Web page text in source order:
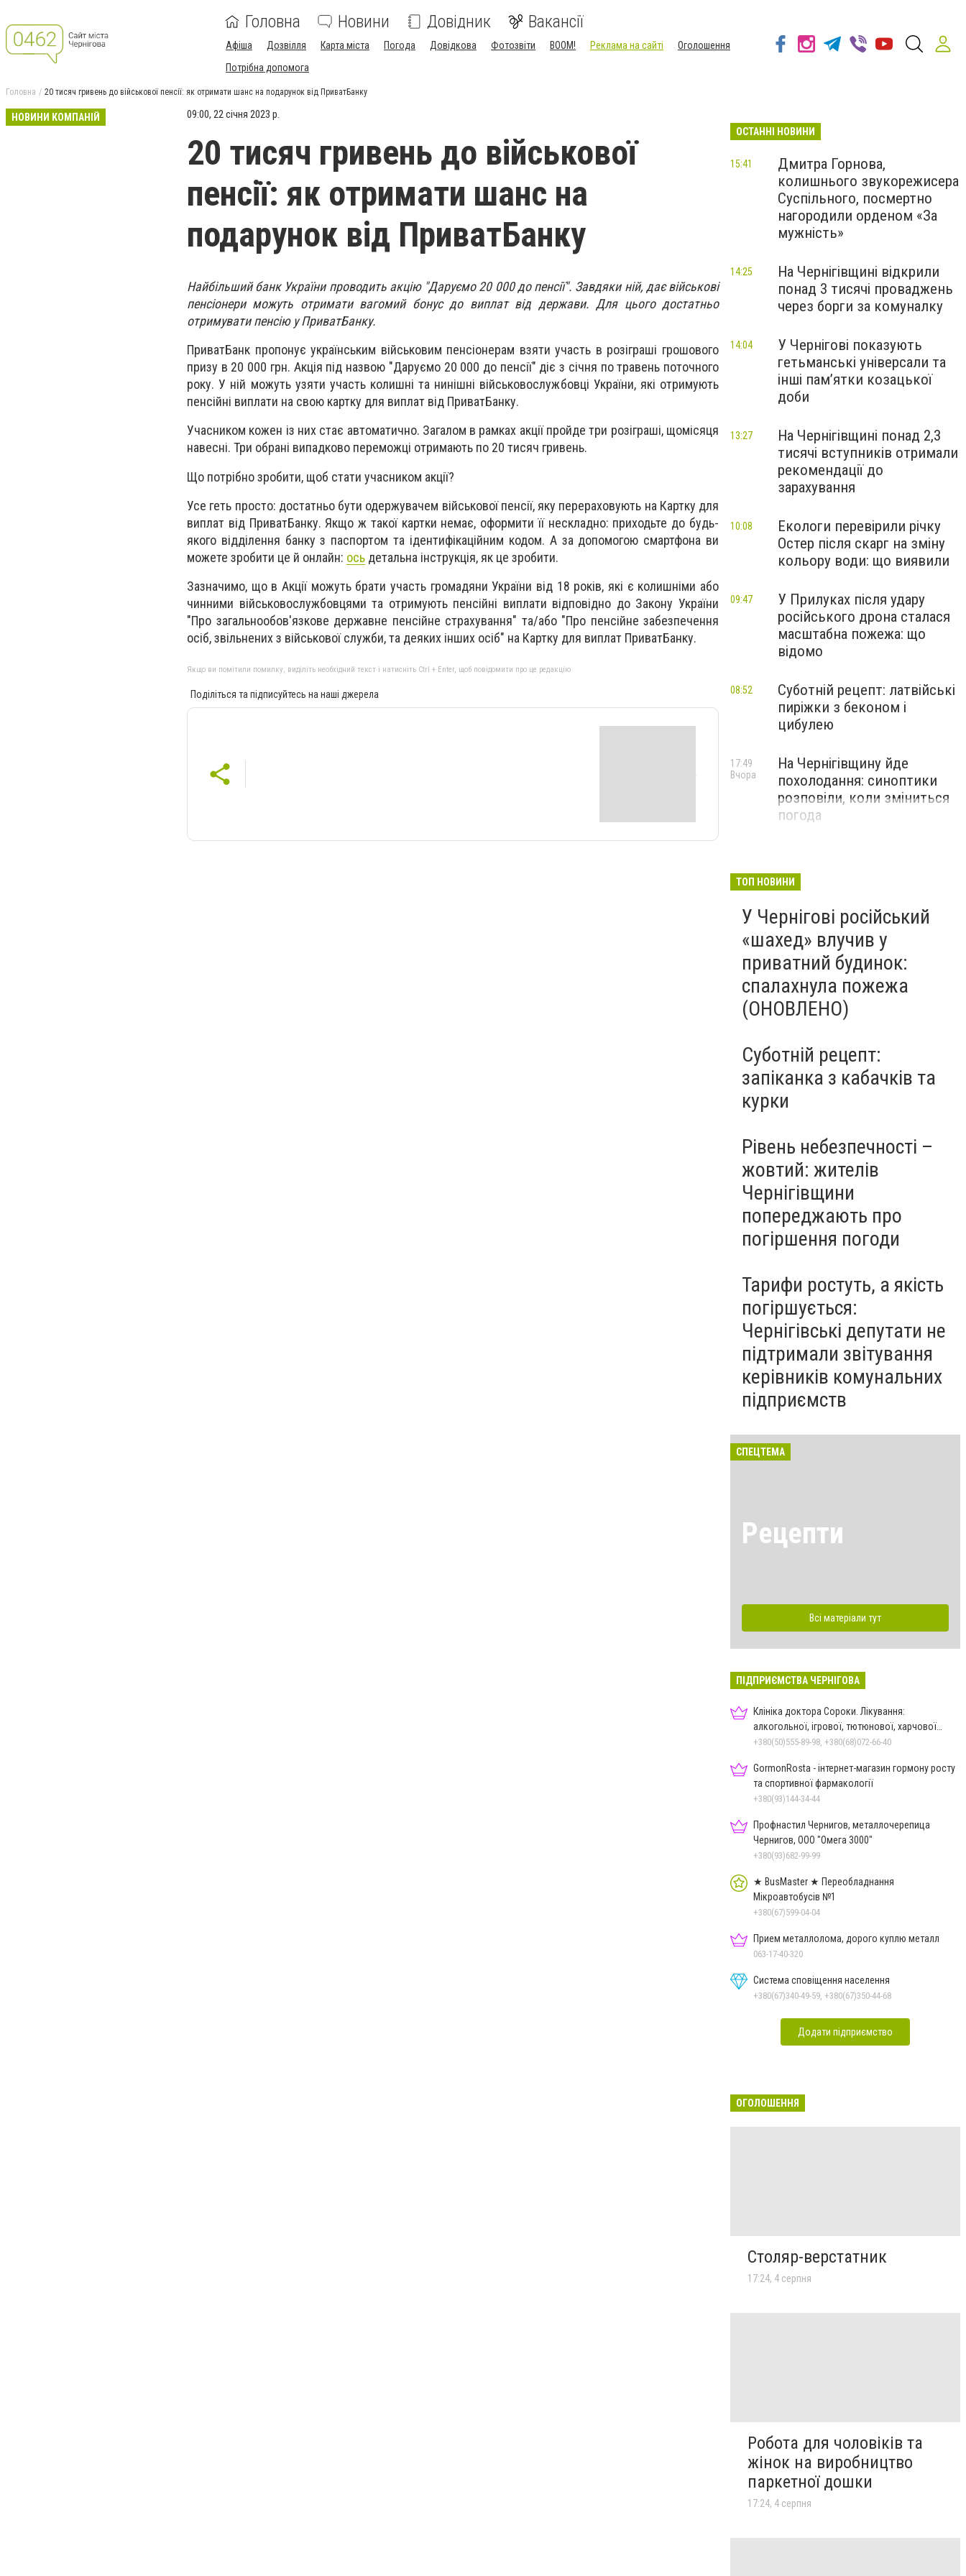
Головна Новини Довідник Вакансії
Афіша Дозвілля Карта міста Погода Довідкова Фотозвіти BOOM! Реклама на сайті
Оголошення
Потрібна допомога
Головна 20 тисяч гривень до військової пенсії: як отримати шанс на подарунок від ПриватБанку
НОВИНИ КОМПАНІЙ 09:00, 22 січня 2023 р.
20 тисяч гривень до військової
пенсії: як отримати шанс на
подарунок від ПриватБанку
Найбільший банк України проводить акцію "Даруємо 20 000 до пенсії". Завдяки ній, дає військові
пенсіонери можуть отримати вагомий бонус до виплат від держави. Для цього достатньо
отримувати пенсію у ПриватБанку.
ПриватБанк пропонує українським військовим пенсіонерам взяти участь в розіграші грошового
призу в 20 000 грн. Акція під назвою "Даруємо 20 000 до пенсії" діє з січня по травень поточного
року. У ній можуть узяти участь колишні та нинішні військовослужбовці України, які отримують
пенсійні виплати на свою картку для виплат від ПриватБанку.
Учасником кожен із них стає автоматично. Загалом в рамках акції пройде три розіграші, щомісяця
навесні. Три обрані випадково переможці отримають по 20 тисяч гривень.
Що потрібно зробити, щоб стати учасником акції?
Усе геть просто: достатньо бути одержувачем військової пенсії, яку перераховують на Картку для
виплат від ПриватБанку. Якщо ж такої картки немає, оформити її нескладно: приходьте до будь-
якого відділення банку з паспортом та ідентифікаційним кодом. А за допомогою смартфона ви
можете зробити це й онлайн: ось детальна інструкція, як це зробити.
Зазначимо, що в Акції можуть брати участь громадяни України від 18 років, які є колишніми або
чинними військовослужбовцями та отримують пенсійні виплати відповідно до Закону України
"Про загальнообов'язкове державне пенсійне страхування" та/або "Про пенсійне забезпечення
осіб, звільнених з військової служби, та деяких інших осіб" на Картку для виплат ПриватБанку.
Якщо ви помітили помилку, виділіть необхідний текст і натисніть Ctrl + Enter, щоб повідомити про це редакцію
Поділіться та підписуйтесь на наші джерела
ОСТАННІ НОВИНИ
Дмитра Горнова,
колишнього звукорежисера
Суспільного, посмертно
нагородили орденом «За
мужність»
15:41
На Чернігівщині відкрили
понад 3 тисячі проваджень
через борги за комуналку
14:25
У Чернігові показують
гетьманські універсали та
інші пам’ятки козацької
доби
14:04
На Чернігівщині понад 2,3
тисячі вступників отримали
рекомендації до
зарахування
13:27
Екологи перевірили річку
Остер після скарг на зміну
кольору води: що виявили
10:08
У Прилуках після удару
російського дрона сталася
масштабна пожежа: що
відомо
09:47
Суботній рецепт: латвійські
пиріжки з беконом і
цибулею
08:52
На Чернігівщину йде
похолодання: синоптики
розповіли, коли зміниться
погода
17:49
Вчора
ТОП НОВИНИ
У Чернігові російський
«шахед» влучив у
приватний будинок:
спалахнула пожежа
(ОНОВЛЕНО)
Суботній рецепт:
запіканка з кабачків та
курки
Рівень небезпечності –
жовтий: жителів
Чернігівщини
попереджають про
погіршення погоди
Тарифи ростуть, а якість
погіршується:
Чернігівські депутати не
підтримали звітування
керівників комунальних
підприємств
СПЕЦТЕМА
Рецепти
Всі матеріали тут
ПІДПРИЄМСТВА ЧЕРНІГОВА
Клініка доктора Сороки. Лікування:
алкогольної, ігрової, тютюнової, харчової
залежностей, неврозів т
+380(50)555-89-98, +380(68)072-66-40
GormonRosta - інтернет-магазин гормону росту
та спортивної фармакології
+380(93)144-34-44
Профнастил Чернигов, металлочерепица
Чернигов, ООО "Омега 3000"
+380(93)682-99-99
★ BusMaster ★ Переобладнання
Мікроавтобусів №1
+380(67)599-04-04
Прием металлолома, дорого куплю металл
063-17-40-320
Система сповіщення населення
+380(67)340-49-59, +380(67)350-44-68
Додати підприємство
ОГОЛОШЕННЯ
Столяр-верстатник
17:24, 4 серпня
Робота для чоловіків та
жінок на виробництво
паркетної дошки
17:24, 4 серпня